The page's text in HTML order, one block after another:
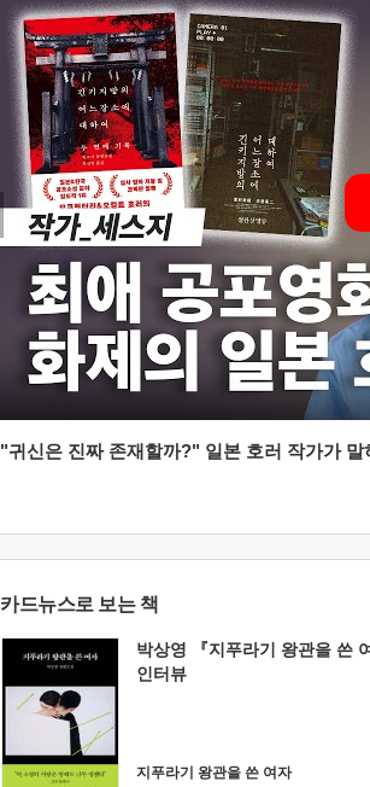
"귀신은 진짜 존재할까?" 일본 호러 작가가
카드뉴스로 보는 책
박상영 『지푸라기 왕관을 쓴
인터뷰
지푸라기 왕관을 쓴 여자